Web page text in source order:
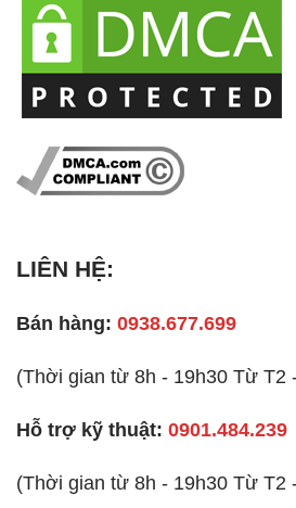
LIÊN HỆ:
Bán hàng: 0938.677.699
(Thời gian từ 8h - 19h30 Từ T2
Hỗ trợ kỹ thuật: 0901.484.239
(Thời gian từ 8h - 19h30 Từ T2